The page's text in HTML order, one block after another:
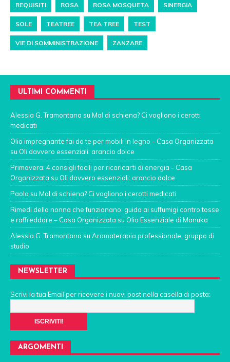
REQUISITI ROSA ROSA MOSQUETA SINERGIA
SOLE TEATREE TEA TREE TEST
VIE DI SOMMINISTRAZIONE ZANZARE
ULTIMI COMMENTI
Alessia G. Tramontana su Mal di schiena? Ci vogliono i cerotti
medicati
Olio impregnante fai da te per mobili in legno - Casa Organizzata
su Oli davvero essenziali: arancio dolce
Primavera: 4 consigli facili per ricaricarti di energia - Casa
Organizzata su Oli davvero essenziali: arancio dolce
Paola su Mal di schiena? Ci vogliono i cerotti medicati
Rimedi della nonna che funzionano: guida ai suffumigi contro tosse
e raffreddore – Casa Organizzata su Olio Essenziale di Manuka
Alessia G. Tramontana su Aromaterapia professionale, gruppo di
studio
NEWSLETTER
Scrivi la tua Email per ricevere i nuovi post nella casella di posta:
ARGOMENTI